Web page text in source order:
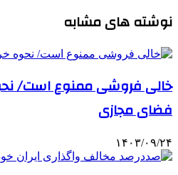
نوشته های مشابه
خالی فروشی ممنوع است/
فضای مجازی
۱۴۰۳/۰۹/۲۴